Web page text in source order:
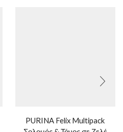
PURINA Felix Multipack